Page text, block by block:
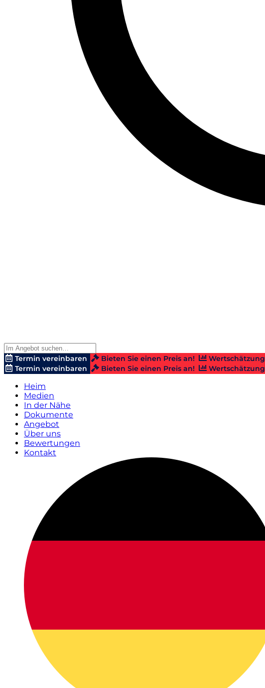
Termin vereinbaren Bieten Sie einen Preis an!
Wertschätzung
Termin vereinbaren
Bieten Sie einen Preis an! Wertschätzung
Heim
Medien
In der Nähe
Dokumente
Angebot
Über uns
Bewertungen
Kontakt